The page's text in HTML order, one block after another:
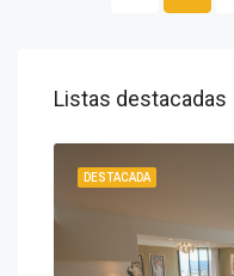
Listas destacadas
DESTACADA